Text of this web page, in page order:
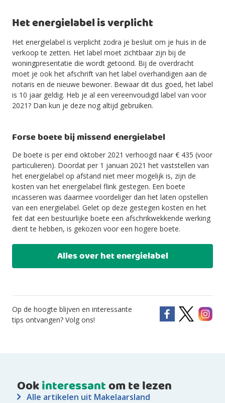
Het energielabel is verplicht
Het energielabel is verplicht zodra je besluit om je huis in de
verkoop te zetten. Het label moet zichtbaar zijn bij de
woningpresentatie die wordt getoond. Bij de overdracht
moet je ook het afschrift van het label overhandigen aan de
notaris en de nieuwe bewoner. Bewaar dit dus goed, het label
is 10 jaar geldig. Heb je al een vereenvoudigd label van voor
2021? Dan kun je deze nog altijd gebruiken.
Forse boete bij missend energielabel
De boete is per eind oktober 2021 verhoogd naar € 435 (voor
particulieren). Doordat per 1 januari 2021 het vaststellen van
het energielabel op afstand niet meer mogelijk is, zijn de
kosten van het energielabel flink gestegen. Een boete
incasseren was daarmee voordeliger dan het laten opstellen
van een energielabel. Gelet op deze gestegen kosten en het
feit dat een bestuurlijke boete een afschrikwekkende werking
dient te hebben, is gekozen voor een hogere boete.
Alles over het energielabel
Op de hoogte blijven en interessante
tips ontvangen? Volg ons!
Ookinteressantom te lezen
Alle artikelen uit Makelaarsland